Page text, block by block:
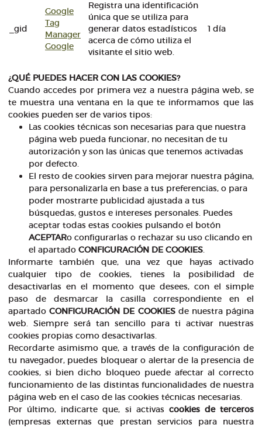
_gid
Google
Tag
Manager
Google
Registra una identificación
única que se utiliza para
generar datos estadísticos
acerca de cómo utiliza el
visitante el sitio web.
1 día
¿QUÉ PUEDES HACER CON LAS COOKIES?
Cuando accedes por primera vez a nuestra página web, se
te muestra una ventana en la que te informamos que las
cookies pueden ser de varios tipos:
Las cookies técnicas son necesarias para que nuestra
página web pueda funcionar, no necesitan de tu
autorización y son las únicas que tenemos activadas
por defecto.
El resto de cookies sirven para mejorar nuestra página,
para personalizarla en base a tus preferencias, o para
poder mostrarte publicidad ajustada a tus
búsquedas, gustos e intereses personales. Puedes
aceptar todas estas cookies pulsando el botón
ACEPTARo configurarlas o rechazar su uso clicando en
el apartado CONFIGURACIÓN DE COOKIES.
Informarte también que, una vez que hayas activado
cualquier tipo de cookies, tienes la posibilidad de
desactivarlas en el momento que desees, con el simple
paso de desmarcar la casilla correspondiente en el
apartadoCONFIGURACIÓN DE COOKIES de nuestra página
web. Siempre será tan sencillo para ti activar nuestras
cookies propias como desactivarlas.
Recordarte asimismo que, a través de la configuración de
tu navegador, puedes bloquear o alertar de la presencia de
cookies, si bien dicho bloqueo puede afectar al correcto
funcionamiento de las distintas funcionalidades de nuestra
página web en el caso de las cookies técnicas necesarias.
Por último, indicarte que, si activas cookies de terceros
(empresas externas que prestan servicios para nuestra